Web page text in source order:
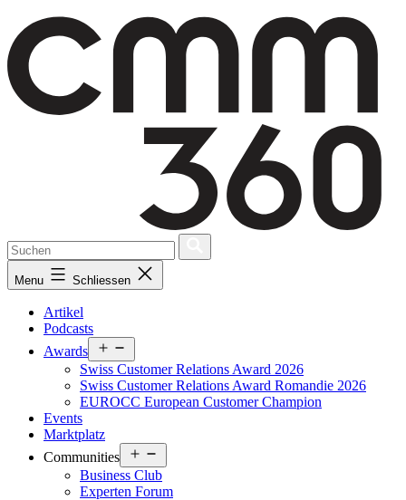
content
Menu Schliessen
Artikel
Podcasts
Awards
menu
Swiss Customer Relations Award 2026
Swiss Customer Relations Award Romandie 2026
EUROCC European Customer Champion
Events
Marktplatz
Communities
menu
Business Club
Experten Forum